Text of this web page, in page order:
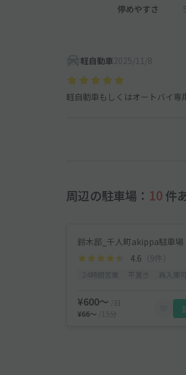
停めやすさ
軽自動車2025/11/8
軽自動車もしくはオートバイ専
周辺の駐車場： 10 件
鈴木邸_千人町akippa駐車場
4.6 （9件）
¥600〜
/日
¥66〜
/15分